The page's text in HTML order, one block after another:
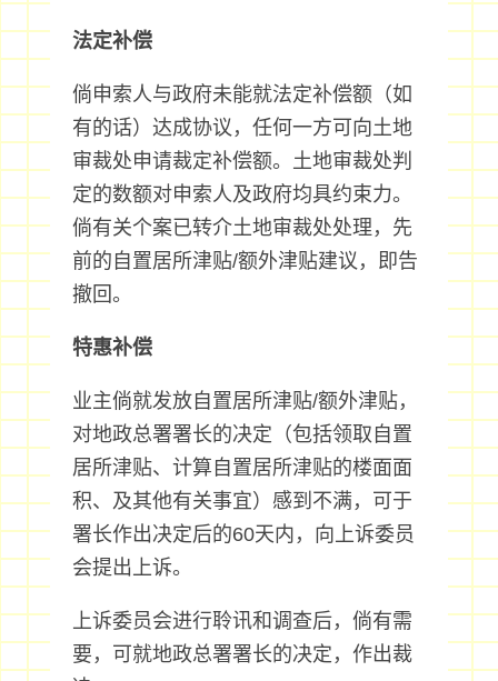
法定补偿
倘申索人与政府未能就法定补偿额（如
有的话）达成协议，任何一方可向土地
审裁处申请裁定补偿额。土地审裁处判
定的数额对申索人及政府均具约束力。
倘有关个案已转介土地审裁处处理，先
前的自置居所津贴/额外津贴建议，即告
撤回。
特惠补偿
业主倘就发放自置居所津贴/额外津贴，
对地政总署署长的决定（包括领取自置
居所津贴、计算自置居所津贴的楼面面
积、及其他有关事宜）感到不满，可于
署长作出决定后的60天内，向上诉委员
会提出上诉。
上诉委员会进行聆讯和调查后，倘有需
要，可就地政总署署长的决定，作出裁